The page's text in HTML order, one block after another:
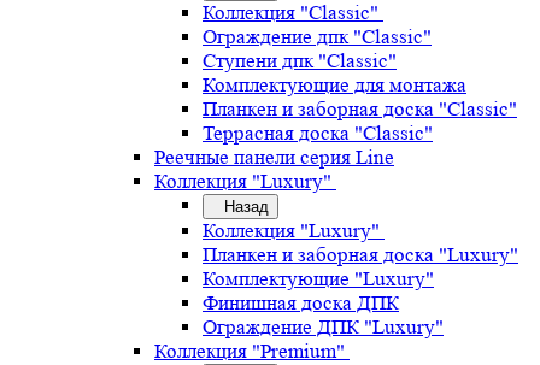
Коллекция "Classic"
Ограждение дпк "Classic"
Ступени дпк "Classic"
Комплектующие для монтажа
Планкен и заборная доска "Classic"
Террасная доска "Classic"
Реечные панели серия Line
Коллекция "Luxury"
Назад
Коллекция "Luxury"
Планкен и заборная доска "Luxury"
Комплектующие "Luxury"
Финишная доска ДПК
Ограждение ДПК "Luxury"
Коллекция "Premium"